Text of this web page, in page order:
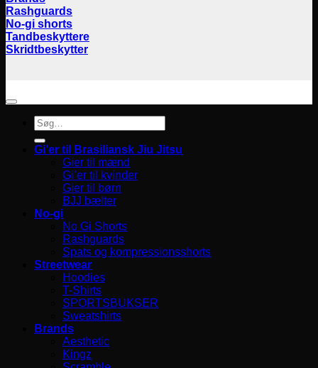
Rashguards
No-gi shorts
Tandbeskyttere
Skridtbeskytter
Søg
efter:
Gi’er til Brasiliansk Jiu Jitsu
Gier til mænd
Gi’er til kvinder
Gier til børn
BJJ bælter
No-gi
No Gi Shorts
Rashguards
Spats og kompressionsshorts
Streetwear
Hoodies
T-Shirts
SPORTSBUKSER
Sweatshirts
Brands
Aesthetic
Kingz